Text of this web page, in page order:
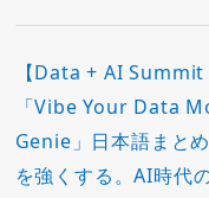
【Data + AI Summit
「Vibe Your Data
Genie」日本語まと
を強くする。AI時代